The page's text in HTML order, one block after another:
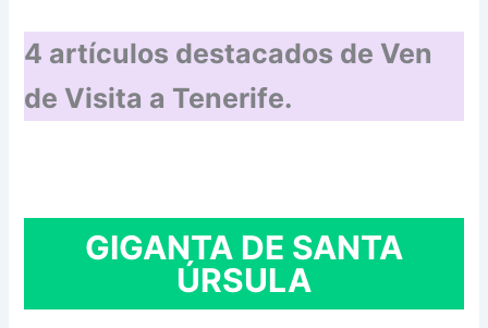
4 artículos destacados de Ven
de Visita a Tenerife.
GIGANTA DE SANTA
ÚRSULA